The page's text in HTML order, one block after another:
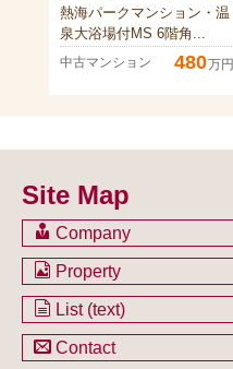
熱海パークマンション・温
泉大浴場付MS 6階角...
中古マンション 480万円
Site Map
Company
会社のご案内
不動産を購入したい方
不動産を売却したい方
不動産買取システム
Property
土地一覧
戸建一覧
マンション一覧
List (text)
土地一覧
Contact